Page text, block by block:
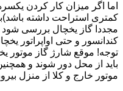
اما اگر میزان کار کردن
مجددا گاز یخچال بررسی
کندانسور و حتی اواپراتور
توجه! موقع شارژ گاز موتور
باید از محل دور شوند و همچنین
موتور خارج و کلا از منزل